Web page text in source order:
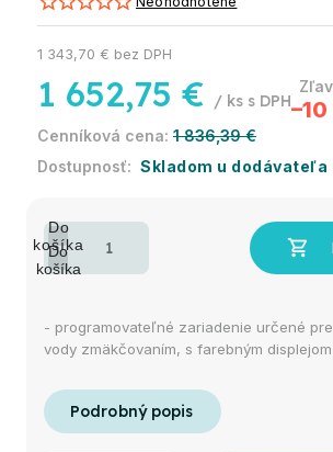
1 836,39 €
–10
1 652,75 € / ks
1 343,70 € bez DPH
Skladom u dodávateľa
- programovateľné zariadenie určené
vody zmäkčovaním, s farebným displejom